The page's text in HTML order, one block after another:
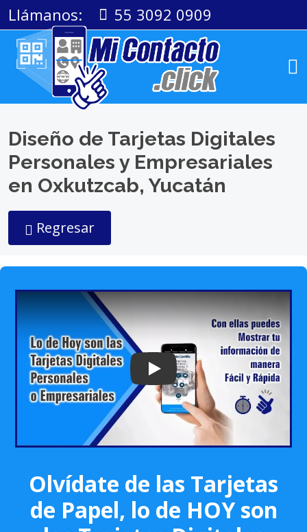
Llámanos: 55 3092 0909
Diseño de Tarjetas Digitales
Personales y Empresariales
en Oxkutzcab, Yucatán
Regresar
Play: Keynote (Google I/O '18)
Olvídate de las Tarjetas
de Papel, lo de HOY son